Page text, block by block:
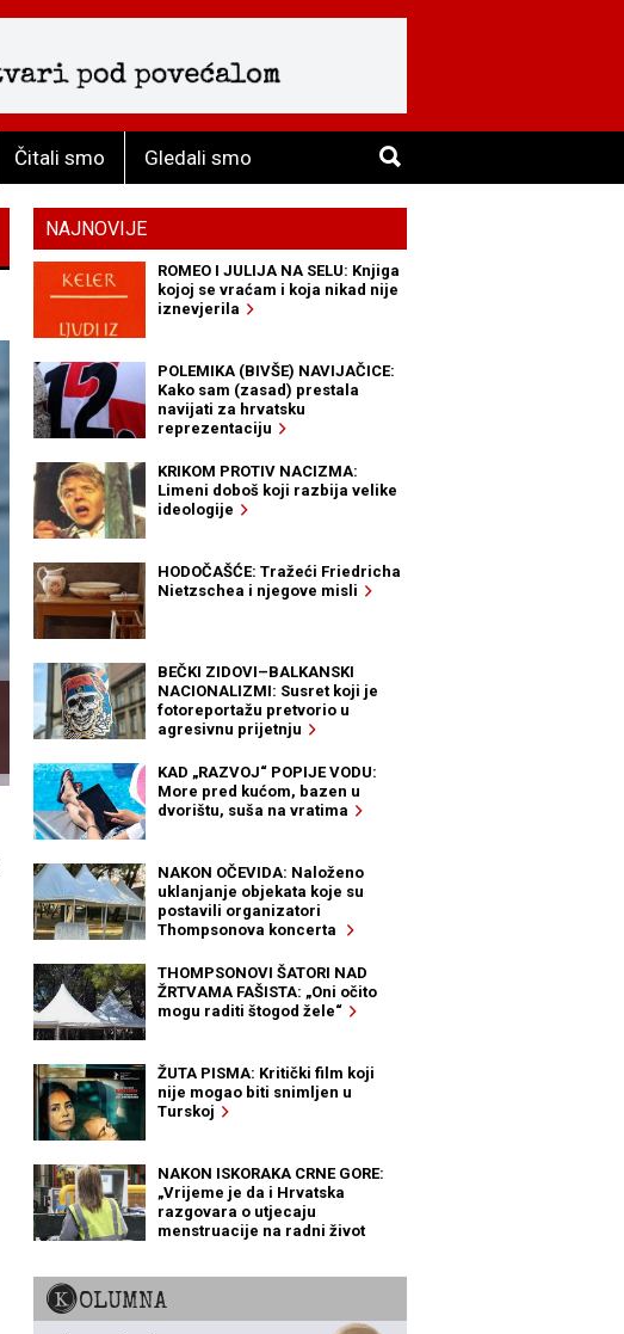
Čitali smo Gledali smo
NAJNOVIJE
ROMEO I JULIJA NA SELU: Knjiga
kojoj se vraćam i koja nikad nije
iznevjerila
POLEMIKA (BIVŠE) NAVIJAČICE:
Kako sam (zasad) prestala
navijati za hrvatsku
reprezentaciju
KRIKOM PROTIV NACIZMA:
Limeni doboš koji razbija velike
ideologije
HODOČAŠĆE: Tražeći Friedricha
Nietzschea i njegove misli
BEČKI ZIDOVI–BALKANSKI
NACIONALIZMI: Susret koji je
fotoreportažu pretvorio u
agresivnu prijetnju
KAD „RAZVOJ“ POPIJE VODU:
More pred kućom, bazen u
dvorištu, suša na vratima
NAKON OČEVIDA: Naloženo
uklanjanje objekata koje su
postavili organizatori
Thompsonova koncerta
THOMPSONOVI ŠATORI NAD
ŽRTVAMA FAŠISTA: „Oni očito
mogu raditi štogod žele“
ŽUTA PISMA: Kritički film koji
nije mogao biti snimljen u
Turskoj
NAKON ISKORAKA CRNE GORE:
„Vrijeme je da i Hrvatska
razgovara o utjecaju
menstruacije na radni život
KOLUMNA